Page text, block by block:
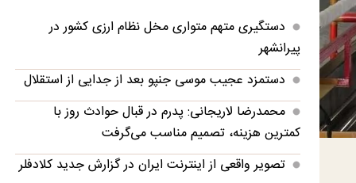
دستگیری متهم متواری مخل نظام ارزی کشور در
پیرانشهر
دستمزد عجیب موسی جنپو بعد از جدایی از استقلال
محمدرضا لاریجانی: پدرم در قبال حوادث روز با
کمترین هزینه، تصمیم مناسب می‌گرفت
تصویر واقعی از اینترنت ایران در گزارش جدید کلادفلر